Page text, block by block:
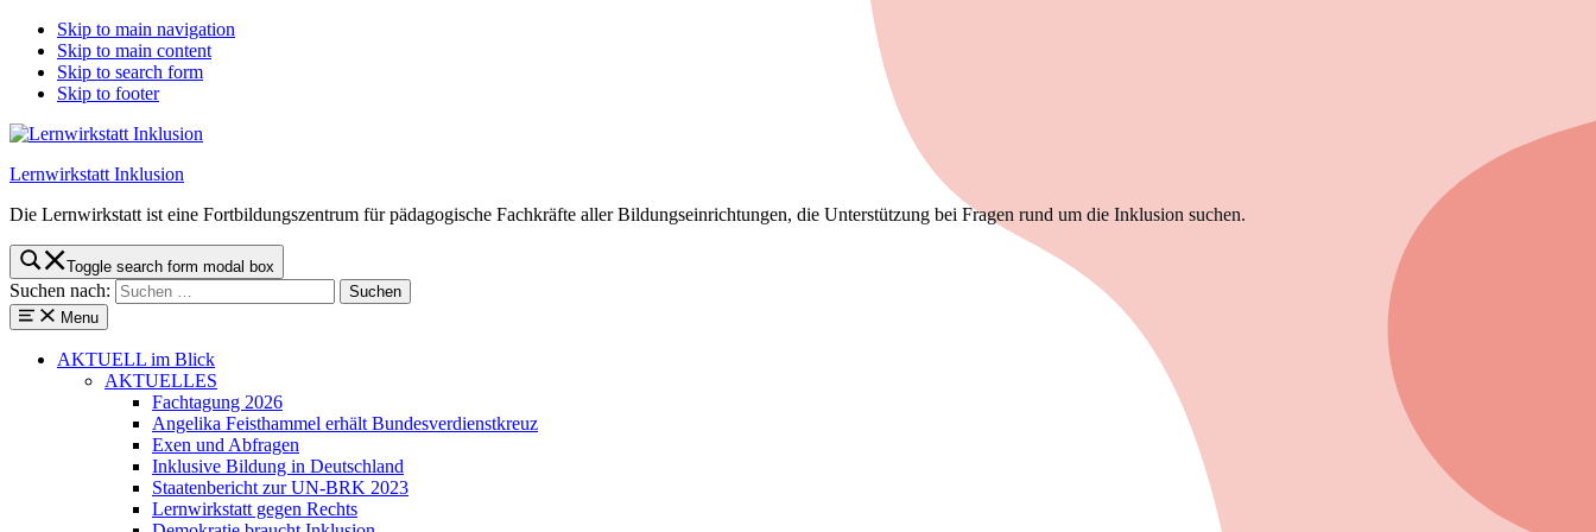
Skip to main navigation
Skip to main content
Skip to search form
Skip to footer
Lernwirkstatt Inklusion
Die Lernwirkstatt ist eine Fortbildungszentrum für pädagogische Fachkräfte aller Bildungseinrichtungen, die Unterstützung bei Fragen rund um die Inklusion suchen.
Toggle search form modal box
Suchen nach:
Menu
AKTUELL im Blick
AKTUELLES
Fachtagung 2026
Angelika Feisthammel erhält Bundesverdienstkreuz
Exen und Abfragen
Inklusive Bildung in Deutschland
Staatenbericht zur UN-BRK 2023
Lernwirkstatt gegen Rechts